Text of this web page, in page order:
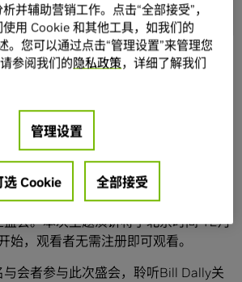
学家将通过线上演讲分享
图形学等技术领域的最
科学家之一、NVIDIA研究院负责人Bill
线上大会发表主题演讲
度学习、高性能计算技术的全球顶级会
日召开的GTC 中国线上大会
会。本次主题演讲将于北京时间 12月
始，观看者无需注册即可观看。
会者参与此次盛会，聆听Bill Dally关
并辅助营销工作。点击“全部接受”，
用 Cookie 和其他工具，如我们的
。您可以通过点击“管理设置”来管理您
参阅我们的隐私政策，详细了解我们
管理设置
选 Cookie 全部接受